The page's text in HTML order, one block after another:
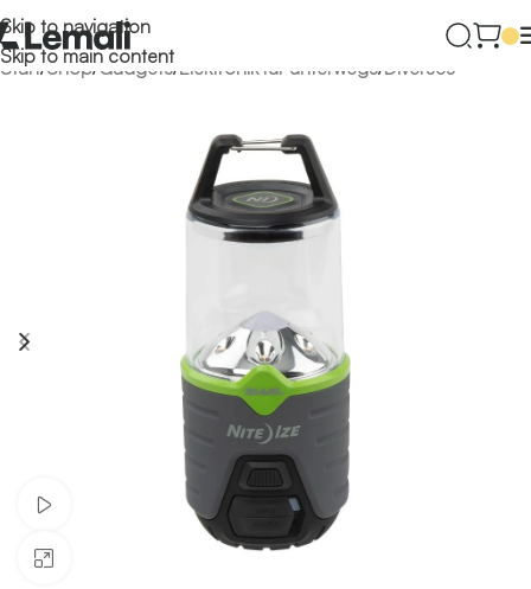
Skip to navigation
Skip to main content
Start/Shop/ Gadgets/Elektronik für unterwegs/Diverses